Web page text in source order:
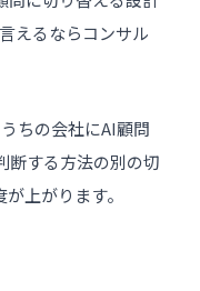
えるならコンサル
うちの会社にAI顧問
断する方法の別の切
上がります。